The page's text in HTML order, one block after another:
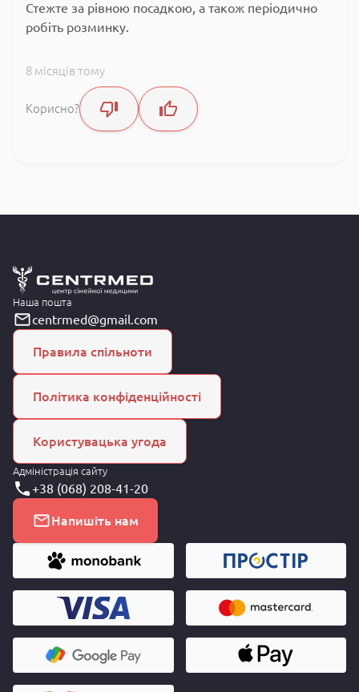
Стежте за рівною посадкою, а також періодично
робіть розминку.
8 місяців тому
Корисно?
Наша пошта
centrmed@gmail.com
Правила спільноти
Політика конфіденційності
Користувацька угода
Адміністрація сайту
+38 (068) 208-41-20
Напишіть нам